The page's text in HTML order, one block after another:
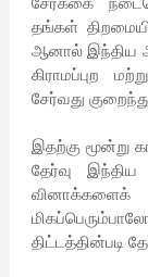
தங்கள்
ஆனால் இந்திய
கிராமப்புற
சேர்வது
இதற்கு மூன்று
தேர்வு இந்திய
திட்டத்தின்படி